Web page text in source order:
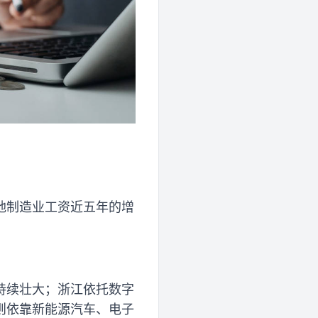
制造业工资近五年的增
续壮大；浙江依托数字
依靠新能源汽车、电子